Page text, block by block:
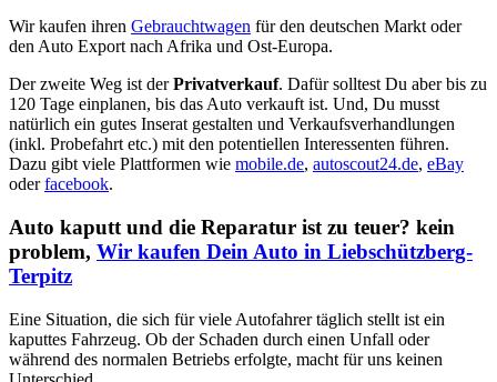
Wir kaufen ihren Gebrauchtwagen für den deutschen Markt oder
den Auto Export nach Afrika und Ost-Europa.
Der zweite Weg ist derPrivatverkauf. Dafür solltest Du aber bis zu
120 Tage einplanen, bis das Auto verkauft ist. Und, Du musst
natürlich ein gutes Inserat gestalten und Verkaufsverhandlungen
(inkl. Probefahrt etc.) mit den potentiellen Interessenten führen.
Dazu gibt viele Plattformen wie mobile.de, autoscout24.de, eBay
oderfacebook.
Auto kaputt und die Reparatur ist zu teuer? kein
problem, Wir kaufen Dein Auto in Liebschützberg-
Terpitz
Eine Situation, die sich für viele Autofahrer täglich stellt ist ein
kaputtes Fahrzeug. Ob der Schaden durch einen Unfall oder
während des normalen Betriebs erfolgte, macht für uns keinen